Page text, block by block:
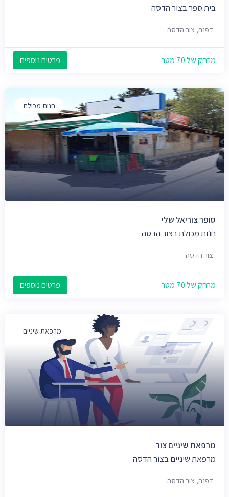
בית ספר בצור הדסה
דפנה, צור הדסה
מרחק של 70 מטר פרטים נוספים
חנות מכולת
סופר צוריאל שלי
חנות מכולת בצור הדסה
צור הדסה
מרחק של 70 מטר פרטים נוספים
מרפאת שיניים
מרפאת שיניים צור
מרפאת שיניים בצור הדסה
דפנה, צור הדסה